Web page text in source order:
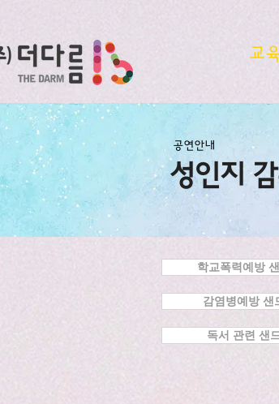
교
공연안내
성인지
학교폭력예방
감염병예방 샌
독서 관련 샌